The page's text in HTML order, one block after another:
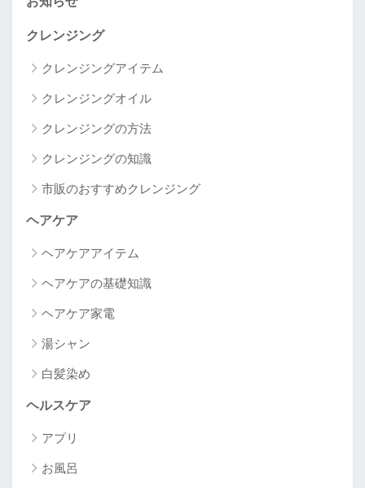
クレンジング
クレンジングアイテム
クレンジングオイル
クレンジングの方法
クレンジングの知識
市販のおすすめクレンジング
ヘアケア
ヘアケアアイテム
ヘアケアの基礎知識
ヘアケア家電
湯シャン
白髪染め
ヘルスケア
アプリ
お風呂